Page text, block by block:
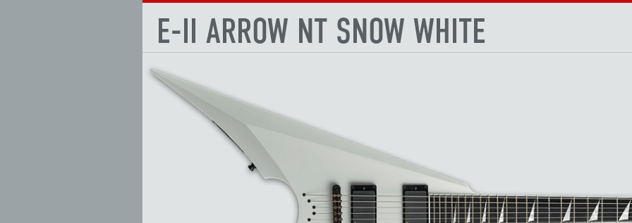
E-II ARROW NT SNOW WHITE